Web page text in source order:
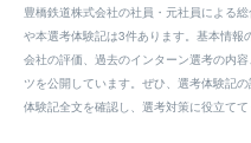
豊橋鉄道株式会社の社員・元社員による
や本選考体験記は3件あります。基本情報
会社の評価、過去のインターン選考の内
ツを公開しています。ぜひ、選考体験記
体験記全文を確認し、選考対策に役立てて